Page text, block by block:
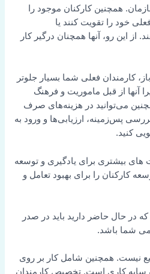
همچنین کارکنان موجود را
خود را تقویت کنند یا
از این رو، آنها همچنان درگیر کار
کارمندان فعلی شما بسیار جلوتر
آنها از قبل ماموریت و فرهنگ
می‌توانید در هزینه‌های صرف
پس‌زمینه، ارزیابی‌ها و ورود به
کنید.
های بیشتری برای یادگیری و توسعه
کارکنان را برای بهبود تعامل و
در حال حاضر دارید باید در صدر
شما باشد.
نیست. همچنین شامل کار بر روی
سایه کاری است. تخصیص کارمندان